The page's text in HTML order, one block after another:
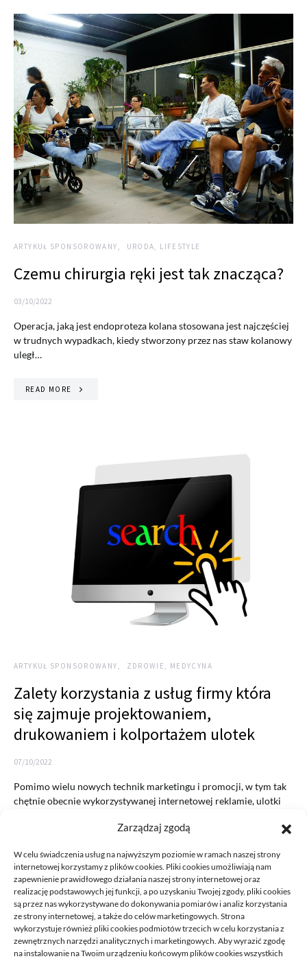
Zarządzaj zgodą
W celu świadczenia usług na najwyższym poziomie w ramach naszej strony
internetowej korzystamy z plików cookies. Pliki cookies umożliwiają nam
zapewnienie prawidłowego działania naszej strony internetowej oraz
realizację podstawowych jej funkcji, a po uzyskaniu Twojej zgody, pliki cookies
są przez nas wykorzystywane do dokonywania pomiarów i analiz korzystania
ze strony internetowej, a także do celów marketingowych. Strona
wykorzystuje również pliki cookies podmiotów trzecich w celu korzystania z
zewnętrznych narzędzi analitycznych i marketingowych. Aby wyrazić zgodę
na instalowanie na Twoim urządzeniu końcowym plików cookies wszystkich
ARTYKUŁ SPONSOROWANY URODA, LIFESTYLE
Czemu chirurgia ręki jest tak znacząca?
03/10/2022
Operacja, jaką jest endoproteza kolana stosowana jest najczęściej
w trudnych wypadkach, kiedy stworzony przez nas staw kolanowy
uległ…
READ MORE
ARTYKUŁ SPONSOROWANY ZDROWIE, MEDYCYNA
Zalety korzystania z usług firmy która
się zajmuje projektowaniem,
drukowaniem i kolportażem ulotek
07/10/2022
Pomimo wielu nowych technik marketingu i promocji, w tym tak
chętnie obecnie wykorzystywanej internetowej reklamie, ulotki
READ MORE